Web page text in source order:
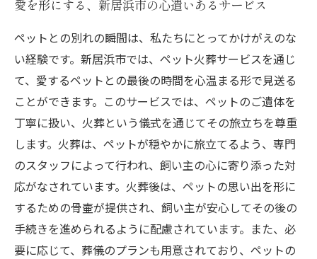
愛を形にする、新居浜市の心遣いあるサービス
ペットとの別れの瞬間は、私たちにとってかけがえのな
い経験です。新居浜市では、ペット火葬サービスを通じ
て、愛するペットとの最後の時間を心温まる形で見送る
ことができます。このサービスでは、ペットのご遺体を
丁寧に扱い、火葬という儀式を通じてその旅立ちを尊重
します。火葬は、ペットが穏やかに旅立てるよう、専門
のスタッフによって行われ、飼い主の心に寄り添った対
応がなされています。火葬後は、ペットの思い出を形に
するための骨壷が提供され、飼い主が安心してその後の
手続きを進められるように配慮されています。また、必
要に応じて、葬儀のプランも用意されており、ペットの